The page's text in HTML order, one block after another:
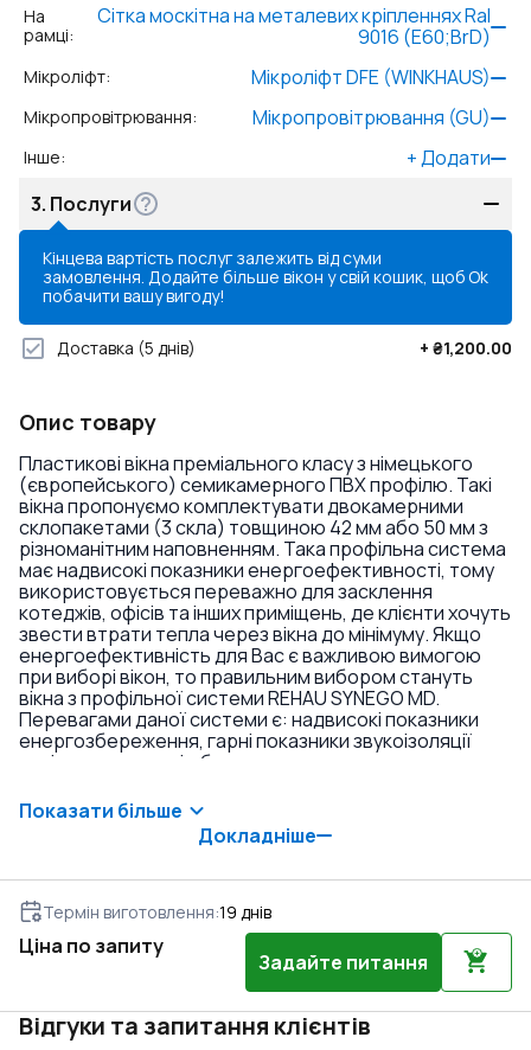
На
рамці:
Сітка москітна на металевих кріпленнях Ral
9016 (Е60;BrD)
Мікроліфт: Мікроліфт DFE (WINKHAUS)
Мікропровітрювання: Мікропровітрювання (GU)
Інше: +Додати
3. Послуги
Кінцева вартість послуг залежить від суми
замовлення. Додайте більше вікон у свій кошик, щоб
побачити вашу вигоду!
Ok
Доставка (5 днів) + ₴1,200.00
Опис товару
Пластикові вікна преміального класу з німецького
(європейського) семикамерного ПВХ профілю. Такі
вікна пропонуємо комплектувати двокамерними
склопакетами (3 скла) товщиною 42 мм або 50 мм з
різноманітним наповненням. Така профільна система
має надвисокі показники енергоефективності, тому
використовується переважно для засклення
котеджів, офісів та інших приміщень, де клієнти хочуть
звести втрати тепла через вікна до мінімуму. Якщо
енергоефективність для Вас є важливою вимогою
при виборі вікон, то правильним вибором стануть
вікна з профільної системи REHAU SYNEGO MD.
Перевагами даної системи є: надвисокі показники
енергозбереження, гарні показники звукоізоляції
навіть у комплекті з базовими склопакетами,
встановлення склопакетів великої товщини. Якщо ви
бажаєте економити на енергоресурсах та мати
справді теплі вікна без турбот в експлуатації –
Показати більше
Докладніше
Термін виготовлення:19 днів
Ціна по запиту
Задайте питання
Відгуки та запитання клієнтів